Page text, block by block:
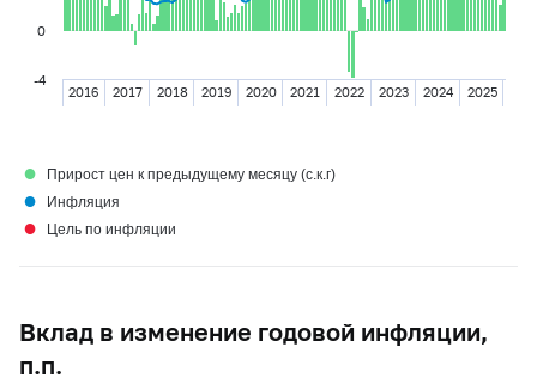
Вклад в изменение годовой инфляции,
п.п.
2016 2017 2018 2019 2020 2021 2022 2023 2024 2025
-4
0
● Прирост цен к предыдущему месяцу (с.к.г)
● Инфляция
● Цель по инфляции